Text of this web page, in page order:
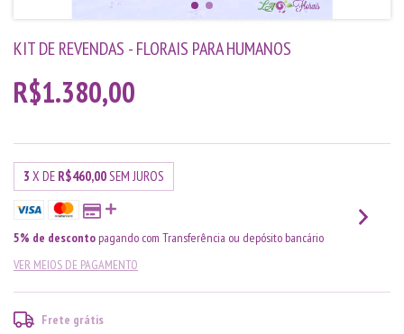
KIT DE REVENDAS - FLORAIS PARA HUMANOS
R$1.380,00
3 X DE R$460,00SEM JUROS
5% de desconto pagando com Transferência ou depósito bancário
VER MEIOS DE PAGAMENTO
Frete grátis